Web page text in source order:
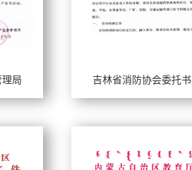
局 吉林省消防协会委托书
工作年限：
擅长风格：